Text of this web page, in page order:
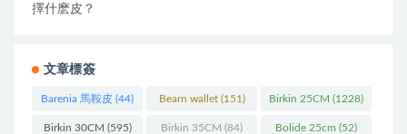
擇什麽皮？
文章標簽
Barenia 馬鞍皮 (44) Bearn wallet(151) Birkin 25CM (1228)
Birkin 30CM (595) Birkin 35CM (84) Bolide 25cm (52)